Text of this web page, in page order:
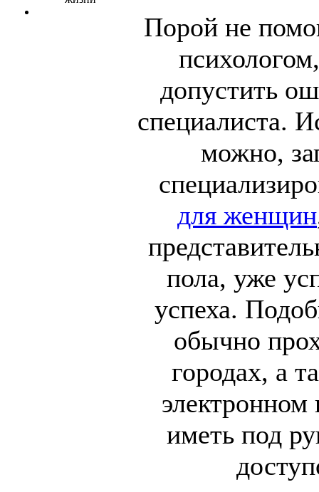
Порой не
допустить
специалиста.
можно,
для женщин
пола, уже
успеха.
обычно
городах, а
электронном
иметь под